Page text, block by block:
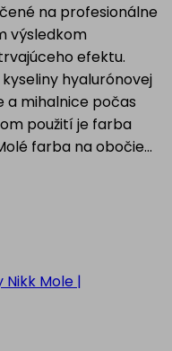
na profesionálne
výsledkom
efektu.
hyalurónovej
a mihalnice počas
použití je farba
farba na obočie...